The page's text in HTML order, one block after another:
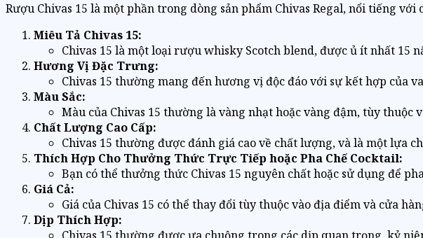
Rượu Chivas 15 là một phần trong dòng sản phẩm Chivas Regal, nổi tiếng
Miêu Tả Chivas 15:
Chivas 15 là một loại rượu whisky Scotch blend, được ủ ít nhất
Hương Vị Đặc Trưng:
Chivas 15 thường mang đến hương vị độc đáo với sự kết hợp của
Màu Sắc:
Màu của Chivas 15 thường là vàng nhạt hoặc vàng đậm, tùy thuộc
Chất Lượng Cao Cấp:
Chivas 15 thường được đánh giá cao về chất lượng, và là một lựa
Thích Hợp Cho Thưởng Thức Trực Tiếp hoặc Pha Chế Cocktail:
Bạn có thể thưởng thức Chivas 15 nguyên chất hoặc sử dụng để
Giá Cả:
Giá của Chivas 15 có thể thay đổi tùy thuộc vào địa điểm và cửa
Dịp Thích Hợp: